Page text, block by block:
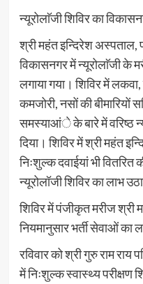
न्यूरोलाॅजी शिविर का
श्री महंत इन्दिरेश
विकासनगर में न्यूरोलाॅजी के
लगाया गया। शिविर में लकवा,
कमजोरी, नसों की बीमारियों
समस्याआंे के बारे में वरिष्ठ
दिया। शिविर में श्री महंत
निःशुल्क दवाईयां भी
न्यूरोलॉजी शिविर का लाभ
शिविर में पंजीकृत मरीज
नियमानुसार भर्ती सेवाओं का
रविवार को श्री गुरु राम
में निःशुल्क स्वास्थ्य परीक्षण